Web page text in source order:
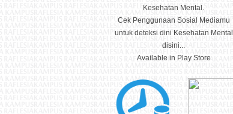
Kesehatan Mental.
Cek Penggunaan Sosial Mediamu
untuk deteksi dini Kesehatan Mental
disini...
Available in Play Store